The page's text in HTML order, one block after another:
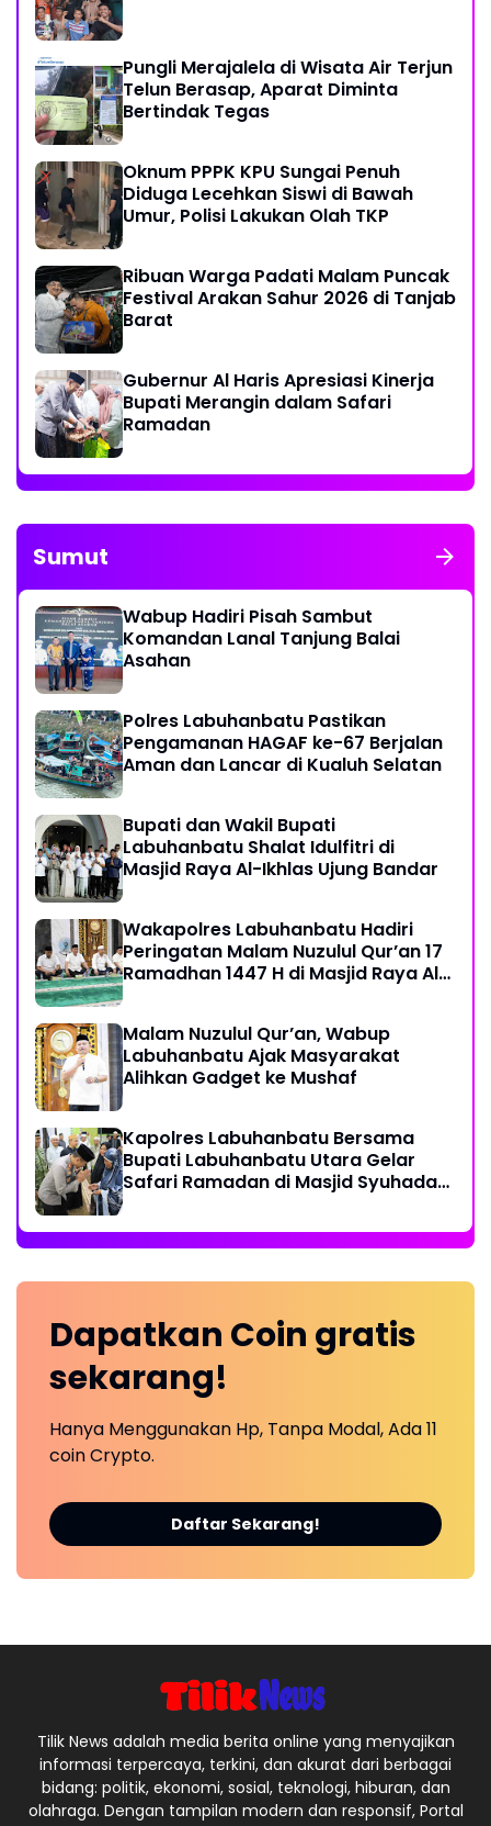
Pungli Merajalela di Wisata Air Terjun
Telun Berasap, Aparat Diminta
Bertindak Tegas
Oknum PPPK KPU Sungai Penuh
Diduga Lecehkan Siswi di Bawah
Umur, Polisi Lakukan Olah TKP
Ribuan Warga Padati Malam Puncak
Festival Arakan Sahur 2026 di Tanjab
Barat
Gubernur Al Haris Apresiasi Kinerja
Bupati Merangin dalam Safari
Ramadan
Sumut
Wabup Hadiri Pisah Sambut
Komandan Lanal Tanjung Balai
Asahan
Polres Labuhanbatu Pastikan
Pengamanan HAGAF ke-67 Berjalan
Aman dan Lancar di Kualuh Selatan
Bupati dan Wakil Bupati
Labuhanbatu Shalat Idulfitri di
Masjid Raya Al-Ikhlas Ujung Bandar
Wakapolres Labuhanbatu Hadiri
Peringatan Malam Nuzulul Qur’an 17
Ramadhan 1447 H di Masjid Raya Al-
Malam Nuzulul Qur’an, Wabup
Labuhanbatu Ajak Masyarakat
Alihkan Gadget ke Mushaf
Kapolres Labuhanbatu Bersama
Bupati Labuhanbatu Utara Gelar
Safari Ramadan di Masjid Syuhada
Dapatkan Coin gratis
sekarang!
Hanya Menggunakan Hp, Tanpa Modal, Ada 11
coin Crypto.
Daftar Sekarang!
Tilik News adalah media berita online yang menyajikan
informasi terpercaya, terkini, dan akurat dari berbagai
bidang: politik, ekonomi, sosial, teknologi, hiburan, dan
olahraga. Dengan tampilan modern dan responsif, Portal